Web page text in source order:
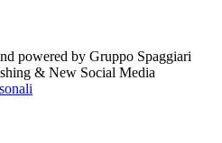
powered by Gruppo Spaggiari
& New Social Media